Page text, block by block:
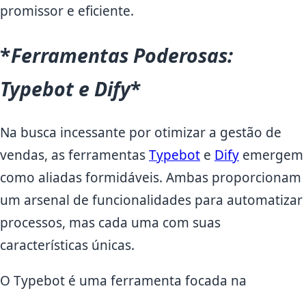
promissor e eficiente.
*Ferramentas Poderosas:
Typebot e Dify*
Na busca incessante por otimizar a gestão de
vendas, as ferramentasTypebot e Dify emergem
como aliadas formidáveis. Ambas proporcionam
um arsenal de funcionalidades para automatizar
processos, mas cada uma com suas
características únicas.
O Typebot é uma ferramenta focada na